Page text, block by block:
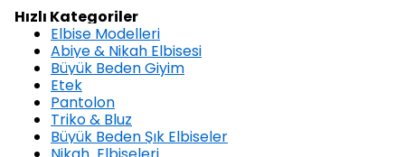
Hızlı Kategoriler
Elbise Modelleri
Abiye & Nikah Elbisesi
Büyük Beden Giyim
Etek
Pantolon
Triko & Bluz
Büyük Beden Şık Elbiseler